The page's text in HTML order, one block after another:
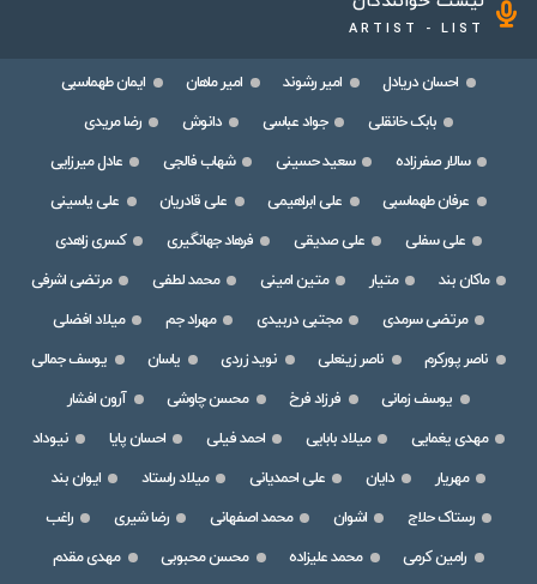
ARTIST - LIST
احسان دریادل امیر رشوند امیر ماهان
ایمان طهماسبی
بابک خانقلی
جواد عباسی دانوش
رضا مریدی
سالار صفرزاده
سعید حسینی شهاب فالجی
عادل میرزایی
عرفان طهماسبی
علی ابراهیمی علی قادریان
علی یاسینی
علی سفلی
علی صدیقی فرهاد جهانگیری
کسری زاهدی
ماکان بند
متیار متین امینی محمد لطفی
مرتضی اشرفی
مرتضی سرمدی
مجتبی دربیدی مهراد جم
میلاد افضلی
ناصر پورکرم
ناصر زینعلی نوید زردی یاسان
یوسف جمالی
یوسف زمانی
فرزاد فرخ محسن چاوشی
آرون افشار
مهدی یغمایی
میلاد بابایی احمد فیلی احسان پایا
نیوداد
مهریار
دایان علی احمدیانی میلاد راستاد
ایوان بند
رستاک حلاج
اشوان محمد اصفهانی رضا شیری
راغب
رامین کرمی
محمد علیزاده محسن محبوبی مهدی مقدم